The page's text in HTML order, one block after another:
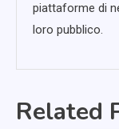
piattaforme di
loro pubblico.
Related